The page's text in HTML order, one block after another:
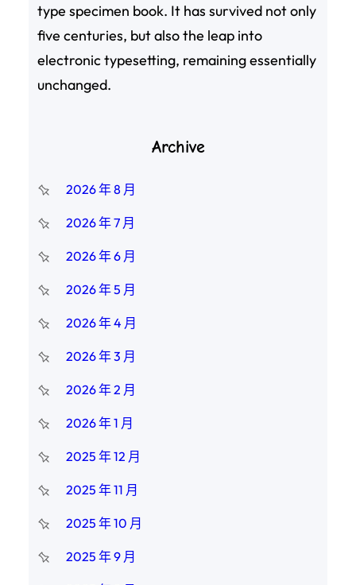
type specimen book. It has survived not only
five centuries, but also the leap into
electronic typesetting, remaining essentially
unchanged.
Archive
2026 年 8 月
2026 年 7 月
2026 年 6 月
2026 年 5 月
2026 年 4 月
2026 年 3 月
2026 年 2 月
2026 年 1 月
2025 年 12 月
2025 年 11 月
2025 年 10 月
2025 年 9 月